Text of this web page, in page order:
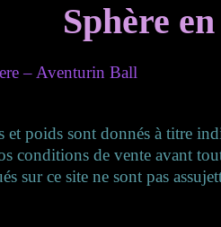
Sphère
– Aventurin Ball
et poids sont donnés à titre
conditions de vente avant
sur ce site ne sont pas